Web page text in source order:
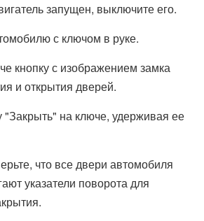
запущен, выключите его.
с ключом в руке.
кнопку с изображением замка
и открытия дверей.
"Закрыть" на ключе, удерживая ее
что все двери автомобиля
указатели поворота для